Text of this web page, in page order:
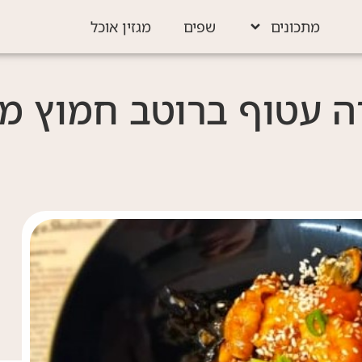
מתכונים שפים מגזין אוכל
עטוף ברוטב חמוץ